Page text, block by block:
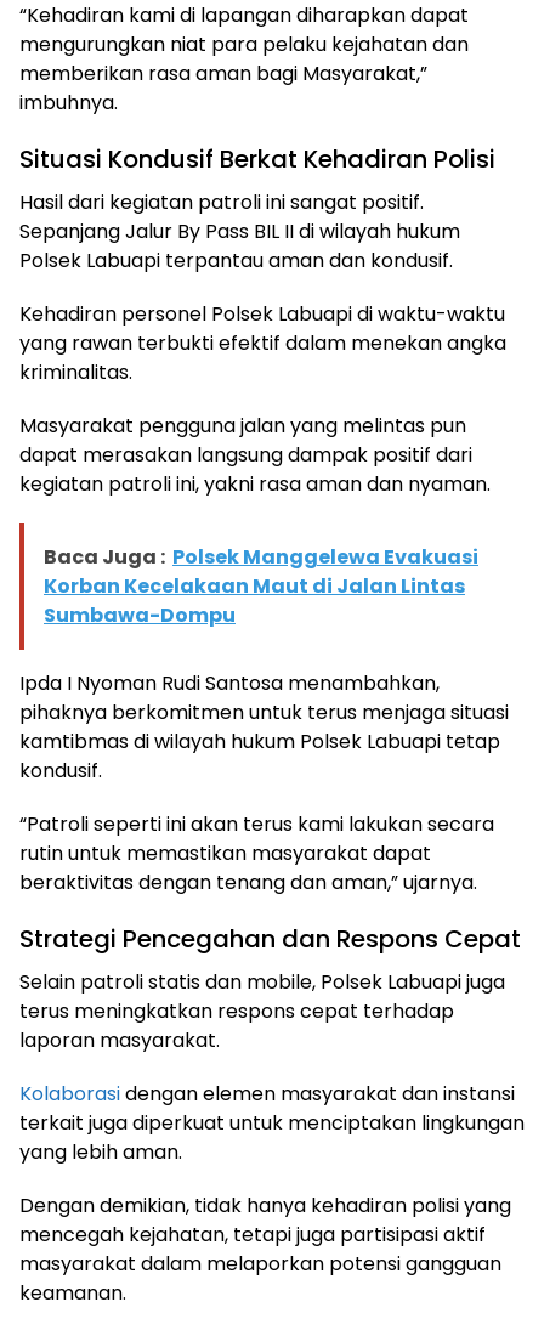
“Kehadiran kami di lapangan diharapkan dapat
mengurungkan niat para pelaku kejahatan dan
memberikan rasa aman bagi Masyarakat,”
imbuhnya.
Situasi Kondusif Berkat Kehadiran Polisi
Hasil dari kegiatan patroli ini sangat positif.
Sepanjang Jalur By Pass BIL II di wilayah hukum
Polsek Labuapi terpantau aman dan kondusif.
Kehadiran personel Polsek Labuapi di waktu-waktu
yang rawan terbukti efektif dalam menekan angka
kriminalitas.
Masyarakat pengguna jalan yang melintas pun
dapat merasakan langsung dampak positif dari
kegiatan patroli ini, yakni rasa aman dan nyaman.
Baca Juga : Polsek Manggelewa Evakuasi
Korban Kecelakaan Maut di Jalan Lintas
Sumbawa-Dompu
Ipda I Nyoman Rudi Santosa menambahkan,
pihaknya berkomitmen untuk terus menjaga situasi
kamtibmas di wilayah hukum Polsek Labuapi tetap
kondusif.
“Patroli seperti ini akan terus kami lakukan secara
rutin untuk memastikan masyarakat dapat
beraktivitas dengan tenang dan aman,” ujarnya.
Strategi Pencegahan dan Respons Cepat
Selain patroli statis dan mobile, Polsek Labuapi juga
terus meningkatkan respons cepat terhadap
laporan masyarakat.
Kolaborasidengan elemen masyarakat dan instansi
terkait juga diperkuat untuk menciptakan lingkungan
yang lebih aman.
Dengan demikian, tidak hanya kehadiran polisi yang
mencegah kejahatan, tetapi juga partisipasi aktif
masyarakat dalam melaporkan potensi gangguan
keamanan.